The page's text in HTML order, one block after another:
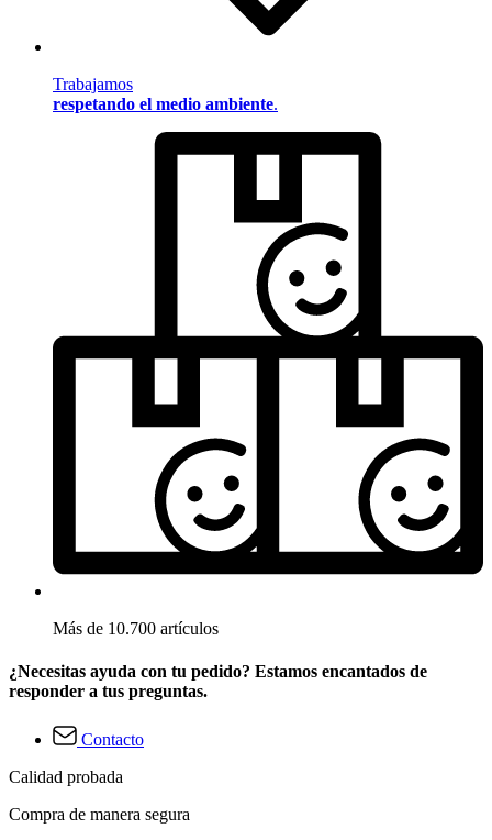
Trabajamos
respetando el medio ambiente.
Más de 10.700 artículos
¿Necesitas ayuda con tu pedido? Estamos encantados de
responder a tus preguntas.
Contacto
Calidad probada
Compra de manera segura